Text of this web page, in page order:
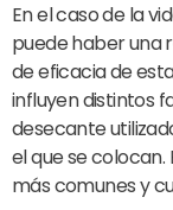
En el caso de la
puede haber una
de eficacia de
influyen distintos
desecante
el que se
más comunes y